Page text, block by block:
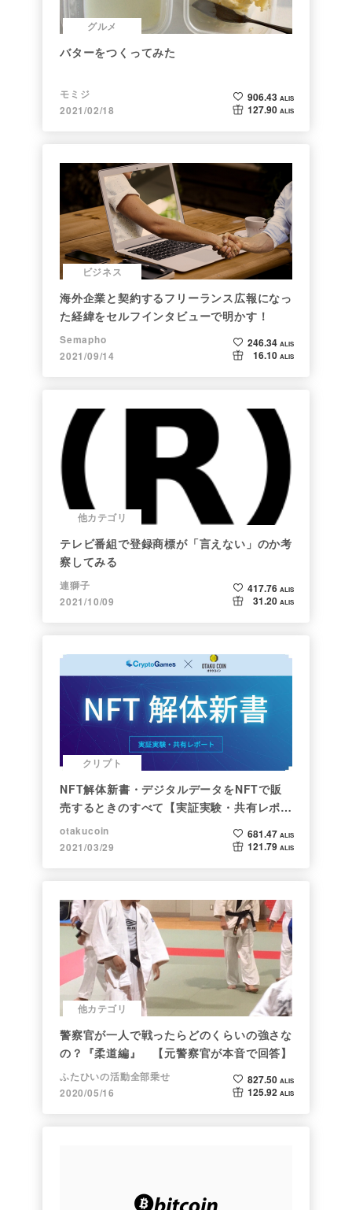
グルメ
バターをつくってみた
モミジ
2021/02/18
906.43 ALIS
127.90 ALIS
ビジネス
海外企業と契約するフリーランス広報になっ
た経緯をセルフインタビューで明かす！
Semapho
2021/09/14
246.34 ALIS
16.10 ALIS
他カテゴリ
テレビ番組で登録商標が「言えない」のか考
察してみる
連獅子
2021/10/09
417.76 ALIS
31.20 ALIS
クリプト
NFT解体新書・デジタルデータをNFTで販
売するときのすべて【実証実験・共有レポー
ト】
otakucoin
2021/03/29
681.47 ALIS
121.79 ALIS
他カテゴリ
警察官が一人で戦ったらどのくらいの強さな
の？『柔道編』 【元警察官が本音で回答】
ふたひいの活動全部乗せ
2020/05/16
827.50 ALIS
125.92 ALIS